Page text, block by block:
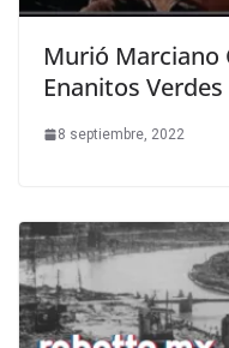
Murió Marciano
Enanitos Verdes
8 septiembre, 2022